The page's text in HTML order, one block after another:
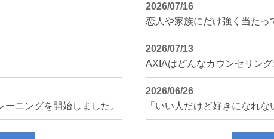
ニングを開始しました。
2026/07/16
2026/07/13
AXIAはどんなカウンセリン
2026/06/26